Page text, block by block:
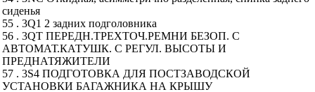
сиденья
55 . 3Q1 2 задних подголовника
56 . 3QT ПЕРЕДН.ТРЕХТОЧ.РЕМНИ БЕЗОП. С
АВТОМАТ.КАТУШК. С РЕГУЛ. ВЫСОТЫ И
ПРЕДНАТЯЖИТЕЛИ
57 . 3S4 ПОДГОТОВКА ДЛЯ ПОСТЗАВОДСКОЙ
УСТАНОВКИ БАГАЖНИКА НА КРЫШУ